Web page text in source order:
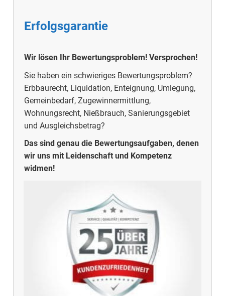
Erfolgsgarantie
Wir lösen Ihr Bewertungsproblem! Versprochen!
Sie haben ein schwieriges Bewertungsproblem?
Erbbaurecht, Liquidation, Enteignung, Umlegung,
Gemeinbedarf, Zugewinnermittlung,
Wohnungsrecht, Nießbrauch, Sanierungsgebiet
und Ausgleichsbetrag?
Das sind genau die Bewertungsaufgaben, denen
wir uns mit Leidenschaft und Kompetenz
widmen!